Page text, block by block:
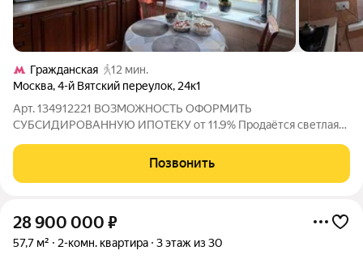
Гражданская
12 мин.
Москва,4-й Вятский переулок, 24к1
Арт. 134912221 ВОЗМОЖНОСТЬ ОФОРМИТЬ
СУБСИДИРОВАННУЮ ИПОТЕКУ от 11.9% Продаётся светлая
создать пространство под себя, без чужих дизайнерских
решений! Ключевые характеристики:Комнат: 2
Позвонить
28 900 000 ₽
57,7 м² 2-комн. квартира 3 этаж из 30